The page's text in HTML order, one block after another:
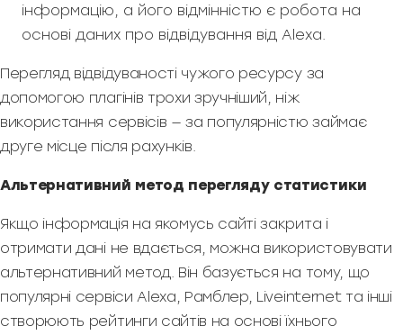
інформацію, а його відмінністю є робота на
основі даних про відвідування від Alexa.
Перегляд відвідуваності чужого ресурсу за
допомогою плагінів трохи зручніший, ніж
використання сервісів — за популярністю займає
друге місце після рахунків.
Альтернативний метод перегляду статистики
Якщо інформація на якомусь сайті закрита і
отримати дані не вдається, можна використовувати
альтернативний метод. Він базується на тому, що
популярні сервіси Alexa, Рамблер, Liveinternet та інші
створюють рейтинги сайтів на основі їхнього